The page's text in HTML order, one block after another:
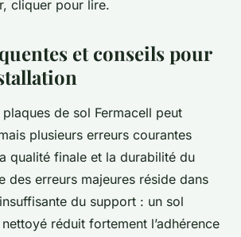
cliquer pour lire.
et conseils pour
plaques de sol Fermacell peut
plusieurs erreurs courantes
qualité finale et la durabilité du
des erreurs majeures réside dans
du support : un sol
réduit fortement l’adhérence